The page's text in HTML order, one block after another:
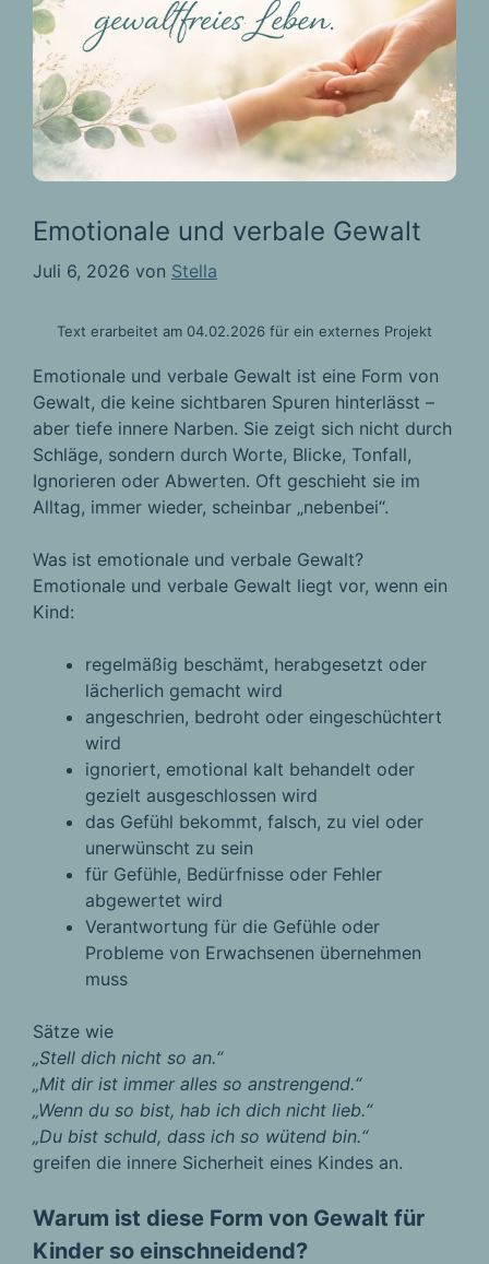
Emotionale und verbale Gewalt
Juli 6, 2026 von Stella
Text erarbeitet am 04.02.2026 für ein externes Projekt
Emotionale und verbale Gewalt ist eine Form von
Gewalt, die keine sichtbaren Spuren hinterlässt –
aber tiefe innere Narben. Sie zeigt sich nicht durch
Schläge, sondern durch Worte, Blicke, Tonfall,
Ignorieren oder Abwerten. Oft geschieht sie im
Alltag, immer wieder, scheinbar „nebenbei“.
Was ist emotionale und verbale Gewalt?
Emotionale und verbale Gewalt liegt vor, wenn ein
Kind:
regelmäßig beschämt, herabgesetzt oder
lächerlich gemacht wird
angeschrien, bedroht oder eingeschüchtert
wird
ignoriert, emotional kalt behandelt oder
gezielt ausgeschlossen wird
das Gefühl bekommt, falsch, zu viel oder
unerwünscht zu sein
für Gefühle, Bedürfnisse oder Fehler
abgewertet wird
Verantwortung für die Gefühle oder
Probleme von Erwachsenen übernehmen
muss
Sätze wie
„Stell dich nicht so an.“
„Mit dir ist immer alles so anstrengend.“
„Wenn du so bist, hab ich dich nicht lieb.“
„Du bist schuld, dass ich so wütend bin.“
greifen die innere Sicherheit eines Kindes an.
Warum ist diese Form von Gewalt für
Kinder so einschneidend?